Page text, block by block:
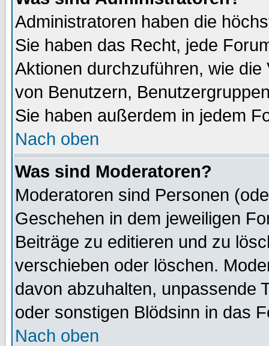
Administratoren haben die
Sie haben das Recht, jede
Aktionen durchzuführen, wie
von Benutzern,
Sie haben außerdem in jedem
Nach oben
Was sind Moderatoren?
Moderatoren sind Personen
Geschehen in dem jeweiligen
Beiträge zu editieren und zu
verschieben oder löschen.
davon abzuhalten, unpassende
oder sonstigen Blödsinn in das
Nach oben